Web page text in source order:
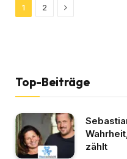
1 2 Next
Top-Beiträge
zählt